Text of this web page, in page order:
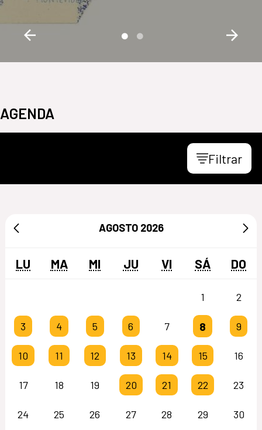
AGENDA
Filtrar
AGOSTO 2026
LU MA MI JU VI SÁ DO
1 2
3 4 5 6 7 8 9
10 11 12 13 14 15 16
17 18 19 20 21 22 23
24 25 26 27 28 29 30